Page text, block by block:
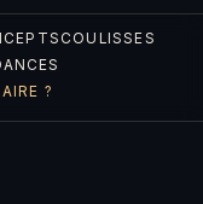
COULISSES
?